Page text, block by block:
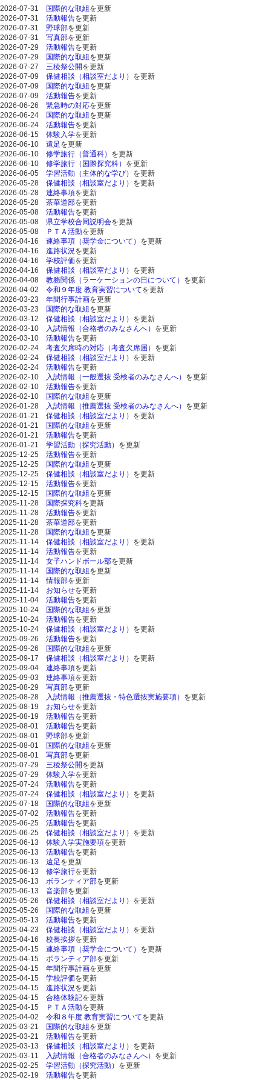
2026-07-31 国際的な取組 を更新
2026-07-31 活動報告を更新
2026-07-31 野球部を更新
2026-07-31 写真部を更新
2026-07-29 活動報告を更新
2026-07-29
国際的な取組 を更新
2026-07-27 三稜祭公開を更新
2026-07-09 保健相談（相談室だより） を更新
2026-07-09
国際的な取組 を更新
2026-07-09 活動報告を更新
2026-06-26 緊急時の対応を更新
2026-06-24
国際的な取組 を更新
2026-06-24 活動報告を更新
2026-06-15 体験入学を更新
2026-06-10 遠足 を更新
2026-06-10 修学旅行（普通科） を更新
2026-06-10 修学旅行（国際探究科） を更新
2026-06-05 学習活動（主体的な学び） を更新
2026-05-28 保健相談（相談室だより） を更新
2026-05-28 連絡事項を更新
2026-05-28 茶華道部を更新
2026-05-08 活動報告を更新
2026-05-08 県立学校合同説明会を更新
2026-05-08
ＰＴＡ活動を更新
2026-04-16 連絡事項（奨学金について） を更新
2026-04-16 進路状況を更新
2026-04-16 学校評価を更新
2026-04-16 保健相談（相談室だより） を更新
2026-04-08 教務関係（ラーケーションの日について） を更新
2026-04-02 令和９年度 教育実習についてを更新
2026-03-23 年間行事計画を更新
2026-03-23
国際的な取組 を更新
2026-03-12 保健相談（相談室だより） を更新
2026-03-10
入試情報（合格者のみなさんへ） を更新
2026-03-10 活動報告を更新
2026-02-24 考査欠席時の対応 （考査欠席届 ）を更新
2026-02-24 保健相談（相談室だより） を更新
2026-02-24 活動報告を更新
2026-02-10
入試情報（一般選抜 受検者のみなさんへ） を更新
2026-02-10 活動報告を更新
2026-02-10
国際的な取組 を更新
2026-01-28
入試情報（推薦選抜 受検者のみなさんへ） を更新
2026-01-21 保健相談（相談室だより） を更新
2026-01-21
国際的な取組 を更新
2026-01-21 活動報告を更新
2026-01-21 学習活動（探究活動） を更新
2025-12-25 活動報告を更新
2025-12-25
国際的な取組 を更新
2025-12-25 保健相談（相談室だより） を更新
2025-12-15 活動報告を更新
2025-12-15
国際的な取組 を更新
2025-11-28
国際探究科を更新
2025-11-28 活動報告を更新
2025-11-28 茶華道部を更新
2025-11-28
国際的な取組 を更新
2025-11-14 保健相談（相談室だより） を更新
2025-11-14 活動報告を更新
2025-11-14 女子ハンドボール部を更新
2025-11-14
国際的な取組 を更新
2025-11-14情報部を更新
2025-11-14 お知らせを更新
2025-11-04 活動報告を更新
2025-10-24
国際的な取組 を更新
2025-10-24 活動報告を更新
2025-10-24 保健相談（相談室だより） を更新
2025-09-26 活動報告を更新
2025-09-26
国際的な取組 を更新
2025-09-17 保健相談（相談室だより） を更新
2025-09-04 連絡事項を更新
2025-09-03 連絡事項を更新
2025-08-29 写真部を更新
2025-08-28
入試情報（推薦選抜・特色選抜実施要項） を更新
2025-08-19 お知らせを更新
2025-08-19 活動報告を更新
2025-08-01 活動報告を更新
2025-08-01 野球部を更新
2025-08-01
国際的な取組 を更新
2025-08-01 写真部を更新
2025-07-29 三稜祭公開を更新
2025-07-29 体験入学を更新
2025-07-24 活動報告を更新
2025-07-24 保健相談（相談室だより） を更新
2025-07-18
国際的な取組 を更新
2025-07-02 活動報告を更新
2025-06-25 活動報告を更新
2025-06-25 保健相談（相談室だより） を更新
2025-06-13 体験入学実施要項を更新
2025-06-13 活動報告を更新
2025-06-13 遠足 を更新
2025-06-13 修学旅行を更新
2025-06-13 ボランティア部を更新
2025-06-13 音楽部を更新
2025-05-26 保健相談（相談室だより） を更新
2025-05-26
国際的な取組 を更新
2025-05-13 活動報告を更新
2025-04-23 保健相談（相談室だより） を更新
2025-04-16 校長挨拶を更新
2025-04-15 連絡事項（奨学金について） を更新
2025-04-15 ボランティア部を更新
2025-04-15 年間行事計画を更新
2025-04-15 学校評価を更新
2025-04-15 進路状況を更新
2025-04-15 合格体験記を更新
2025-04-15
ＰＴＡ活動を更新
2025-04-02 令和８年度 教育実習についてを更新
2025-03-21
国際的な取組 を更新
2025-03-21 活動報告を更新
2025-03-13 保健相談（相談室だより） を更新
2025-03-11
入試情報（合格者のみなさんへ） を更新
2025-02-25 学習活動（探究活動） を更新
2025-02-19 活動報告を更新